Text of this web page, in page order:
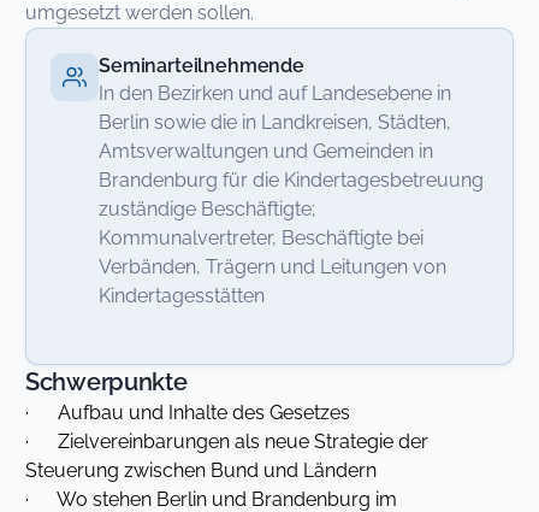
umgesetzt werden sollen.
Seminarteilnehmende
In den Bezirken und auf Landesebene in
Berlin sowie die in Landkreisen, Städten,
Amtsverwaltungen und Gemeinden in
Brandenburg für die Kindertagesbetreuung
zuständige Beschäftigte;
Kommunalvertreter, Beschäftigte bei
Verbänden, Trägern und Leitungen von
Kindertagesstätten
Schwerpunkte
· Aufbau und Inhalte des Gesetzes
· Zielvereinbarungen als neue Strategie der
Steuerung zwischen Bund und Ländern
· Wo stehen Berlin und Brandenburg im